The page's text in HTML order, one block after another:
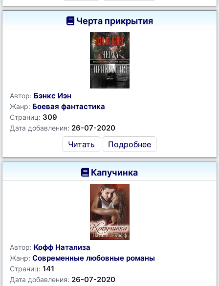
Черта прикрытия
Автор: Бэнкс Иэн
Жанр: Боевая фантастика
Страниц: 309
Дата добавления: 26-07-2020
Читать Подробнее
Капучинка
Автор: Кофф Натализа
Жанр: Современные любовные романы
Страниц: 141
Дата добавления: 26-07-2020